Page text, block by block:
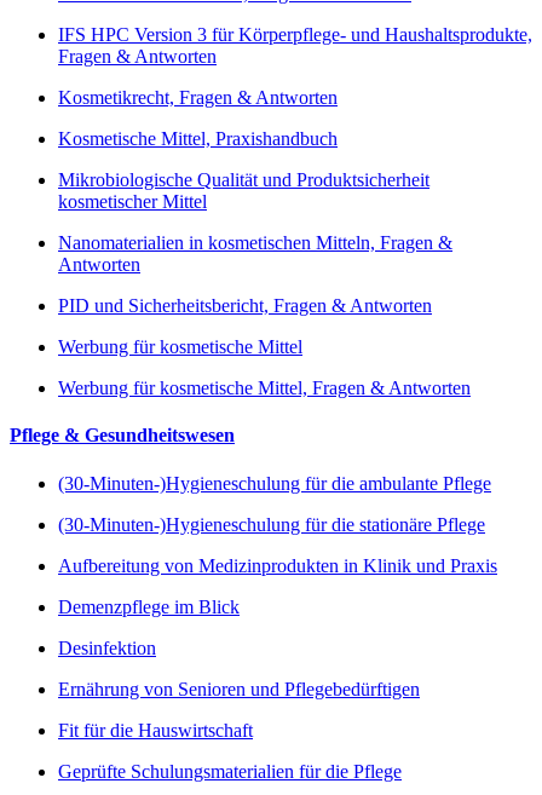
IFS HPC Version 3 für Körperpflege- und Haushaltsprodukte,
Fragen & Antworten
Kosmetikrecht, Fragen & Antworten
Kosmetische Mittel, Praxishandbuch
Mikrobiologische Qualität und Produktsicherheit
kosmetischer Mittel
Nanomaterialien in kosmetischen Mitteln, Fragen &
Antworten
PID und Sicherheitsbericht, Fragen & Antworten
Werbung für kosmetische Mittel
Werbung für kosmetische Mittel, Fragen & Antworten
Pflege & Gesundheitswesen
(30-Minuten-)Hygieneschulung für die ambulante Pflege
(30-Minuten-)Hygieneschulung für die stationäre Pflege
Aufbereitung von Medizinprodukten in Klinik und Praxis
Demenzpflege im Blick
Desinfektion
Ernährung von Senioren und Pflegebedürftigen
Fit für die Hauswirtschaft
Geprüfte Schulungsmaterialien für die Pflege